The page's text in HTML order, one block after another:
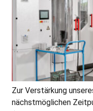
Zur Verstärkung
nächstmöglichen